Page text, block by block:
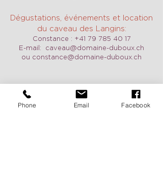
Dégustations, événements et location
du caveau des Langins:
Constance : +41 79 785 40 17
E-mail: caveau@domaine-duboux.ch
ou constance@domaine-duboux.ch
Phone Email Facebook